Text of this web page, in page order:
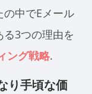
中でEメール
3つの理由を
ング戦略.
り手頃な価